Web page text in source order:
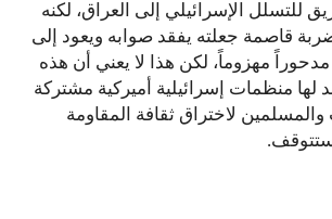
للتسلل الإسرائيلي إلى العراق، لكنه
قاصمة جعلته يفقد صوابه ويعود إلى
مهزوماً، لكن هذا لا يعني أن هذه
لها منظمات إسرائيلية أميركية مشتركة
لاختراق ثقافة المقاومة
ستتوقف.